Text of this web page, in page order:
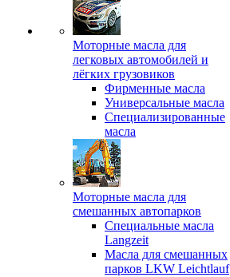
Моторные масла для
легковых автомобилей и
лёгких грузовиков
Фирменные масла
Универсальные масла
Специализированные
масла
Моторные масла для
смешанных автопарков
Специальные масла
Langzeit
Масла для смешанных
парков LKW Leichtlauf